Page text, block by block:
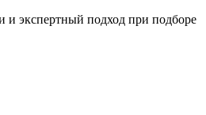
и экспертный подход при подборе